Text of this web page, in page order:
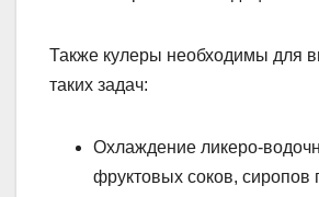
Также кулеры необходимы для
таких задач:
Охлаждение ликеро-
фруктовых соков, сиропов